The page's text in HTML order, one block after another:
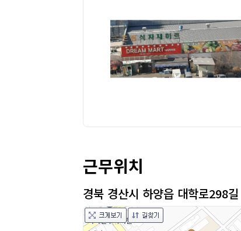
근무위치
경북 경산시 하양읍 대학로298